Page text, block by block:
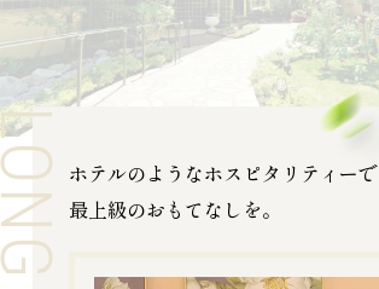
ホテルのようなホスピタリティーで
最上級のおもてなしを。